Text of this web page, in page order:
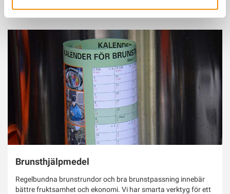
Brunsthjälpmedel
Regelbundna brunstrundor och bra brunstpassning innebär
bättre fruktsamhet och ekonomi. Vi har smarta verktyg för ett